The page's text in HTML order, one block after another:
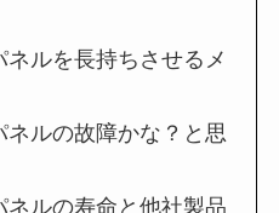
ルを長持ちさせるメ
ルの故障かな？と思
ルの寿命と他社製品